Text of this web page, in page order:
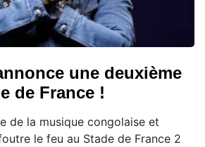
une deuxième
de France !
de la musique congolaise et
le feu au Stade de France 2